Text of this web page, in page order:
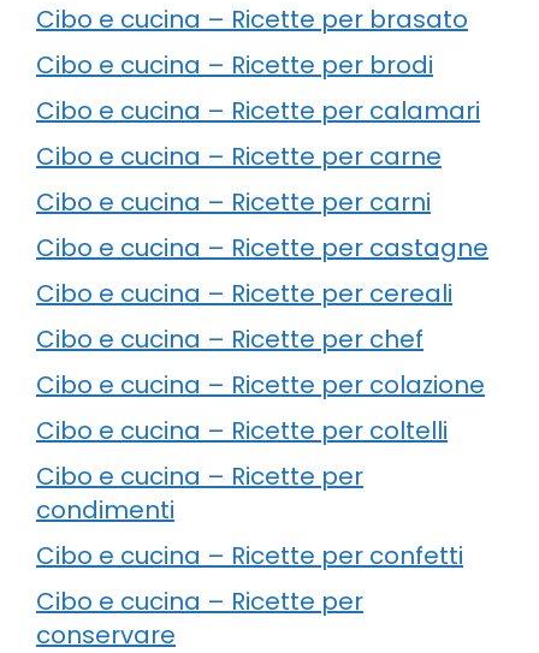
Cibo e cucina – Ricette per brasato
Cibo e cucina – Ricette per brodi
Cibo e cucina – Ricette per calamari
Cibo e cucina – Ricette per carne
Cibo e cucina – Ricette per carni
Cibo e cucina – Ricette per castagne
Cibo e cucina – Ricette per cereali
Cibo e cucina – Ricette per chef
Cibo e cucina – Ricette per colazione
Cibo e cucina – Ricette per coltelli
Cibo e cucina – Ricette per
condimenti
Cibo e cucina – Ricette per confetti
Cibo e cucina – Ricette per
conservare